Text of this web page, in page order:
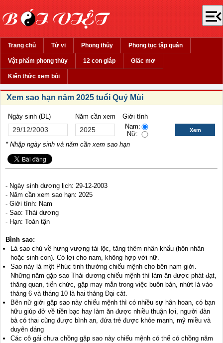
Trang chủ Tử vi Phong thủy Phong tục tập quán
Vật phẩm phong thủy 12 con giáp Giấc mơ
Kiến thức xem bói
Xem sao hạn năm 2025 tuổi Quý Mùi
Ngày sinh (DL) Năm cần xem
Giới tính
Nam:
Nữ:
* Nhập ngày sinh và năm cần xem sao hạn
- Ngày sinh dương lịch: 29-12-2003
- Năm cần xem sao hạn: 2025
- Giới tính: Nam
- Sao: Thái dương
- Hạn: Toán tận
Bình sao:
Là sao chủ về hưng vượng tài lộc, tăng thêm nhân khẩu (hôn nhân
hoặc sinh con). Có lợi cho nam, không hợp với nữ.
Sao này là một Phúc tinh thường chiếu mệnh cho bên nam giới.
Những năm gặp sao Thái dương chiếu mệnh thì làm ăn được phát đạt,
thăng quan, tiến chức, gặp may mắn trong việc buôn bán, nhứt là vào
tháng 6 và tháng 10 là hai tháng Đại cát.
Bên nữ giới gặp sao này chiếu mệnh thì có nhiều sự hân hoan, có bạn
hữu giúp đở về tiền bạc hay làm ăn được nhiều thuận lợi, người đàn
bà có thai cũng được bình an, đứa trẻ được khỏe mạnh, mỹ miều và
duyên dáng
Các cô gái chưa chồng gặp sao này chiếu mệnh có thể có chồng năm